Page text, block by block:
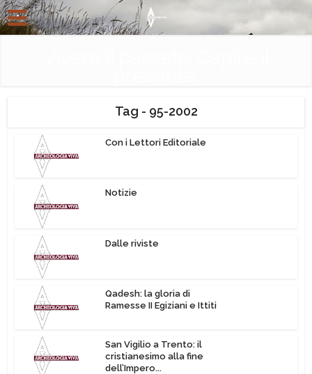
Tag - 95-2002
Con i Lettori Editoriale
Notizie
Dalle riviste
Qadesh: la gloria di
Ramesse II Egiziani e Ittiti
San Vigilio a Trento: il
cristianesimo alla fine
dell’Impero...